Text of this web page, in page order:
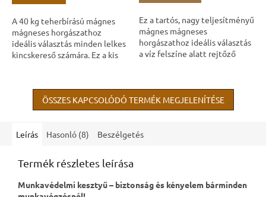
A 40 kg teherbírású mágnes
mágneses horgászathoz
ideális választás minden lelkes
kincskereső számára. Ez a kis
kilogramm súlyú...
Ez a tartós, nagy teljesítményű
mágnes mágneses
horgászathoz ideális választás
a víz felszíne alatt rejtőző
opció garantálja a...
ÖSSZES KAPCSOLÓDÓ TERMÉK MEGJELENÍTÉSE
Leírás Hasonló (8) Beszélgetés
Termék részletes leírása
Munkavédelmi kesztyű – biztonság és kényelem bárminden